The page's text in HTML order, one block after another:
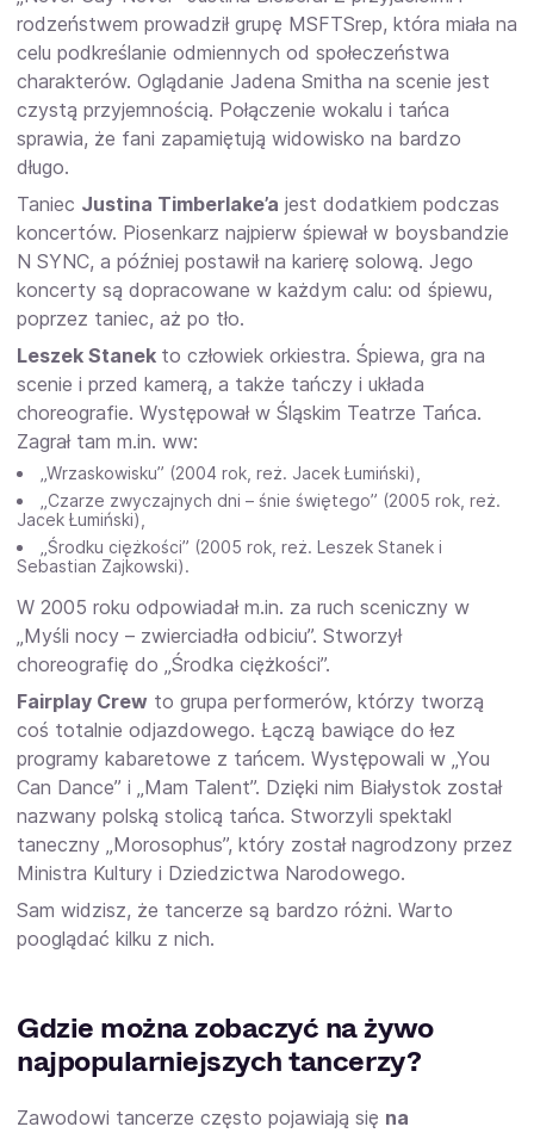
rodzeństwem prowadził grupę MSFTSrep, która miała na
celu podkreślanie odmiennych od społeczeństwa
charakterów. Oglądanie Jadena Smitha na scenie jest
czystą przyjemnością. Połączenie wokalu i tańca
sprawia, że fani zapamiętują widowisko na bardzo
długo.
Taniec Justina Timberlake’a jest dodatkiem podczas
koncertów. Piosenkarz najpierw śpiewał w boysbandzie
N SYNC, a później postawił na karierę solową. Jego
koncerty są dopracowane w każdym calu: od śpiewu,
poprzez taniec, aż po tło.
Leszek Stanek to człowiek orkiestra. Śpiewa, gra na
scenie i przed kamerą, a także tańczy i układa
choreografie. Występował w Śląskim Teatrze Tańca.
Zagrał tam m.in. ww:
„Wrzaskowisku” (2004 rok, reż. Jacek Łumiński),
„Czarze zwyczajnych dni – śnie świętego” (2005 rok, reż.
Jacek Łumiński),
„Środku ciężkości” (2005 rok, reż. Leszek Stanek i
Sebastian Zajkowski).
W 2005 roku odpowiadał m.in. za ruch sceniczny w
„Myśli nocy – zwierciadła odbiciu”. Stworzył
choreografię do „Środka ciężkości”.
Fairplay Crew to grupa performerów, którzy tworzą
coś totalnie odjazdowego. Łączą bawiące do łez
programy kabaretowe z tańcem. Występowali w „You
Can Dance” i „Mam Talent”. Dzięki nim Białystok został
nazwany polską stolicą tańca. Stworzyli spektakl
taneczny „Morosophus”, który został nagrodzony przez
Ministra Kultury i Dziedzictwa Narodowego.
Sam widzisz, że tancerze są bardzo różni. Warto
pooglądać kilku z nich.
Gdzie można zobaczyć na żywo
najpopularniejszych tancerzy?
Zawodowi tancerze często pojawiają się na